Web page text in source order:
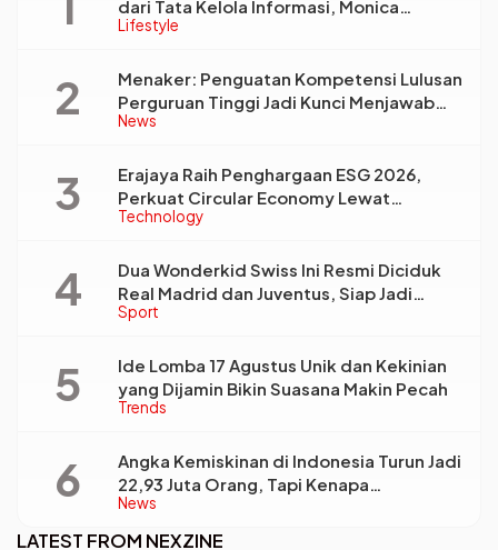
Lifestyle
dari Tata Kelola Informasi, Monica
Triyadi: Bukan Sekadar Analisis
News
Menaker: Penguatan Kompetensi Lulusan
Perguruan Tinggi Jadi Kunci Menjawab
Kebutuhan Dunia Kerja
Technology
Erajaya Raih Penghargaan ESG 2026,
Perkuat Circular Economy Lewat
Pengelolaan Limbah Berkelanjutan
Sport
Dua Wonderkid Swiss Ini Resmi Diciduk
Real Madrid dan Juventus, Siap Jadi
Bintang Baru Eropa
Trends
Ide Lomba 17 Agustus Unik dan Kekinian
yang Dijamin Bikin Suasana Makin Pecah
News
Angka Kemiskinan di Indonesia Turun Jadi
22,93 Juta Orang, Tapi Kenapa
Ketimpangan Desa dan Kota Malah Makin
Lebar?
LATEST FROM NEXZINE